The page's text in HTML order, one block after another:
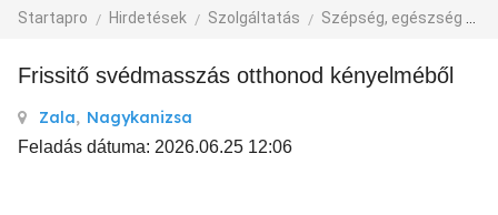
Startapro Hirdetések Szolgáltatás Szépség, egészség
Frissitő svédmasszás otthonod kényelméből
Zala, Nagykanizsa
Feladás dátuma: 2026.06.25 12:06